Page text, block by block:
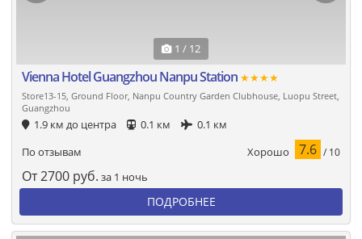
1 / 12
Vienna Hotel Guangzhou Nanpu Station ★★★★
Store13-15, Ground Floor, Nanpu Country Garden Clubhouse, Luopu Street,
Guangzhou
1.9 км до центра 0.1 км
0.1 км
По отзывам
Хорошо 7.6 / 10
От2700 руб. за 1 ночь
ПОДРОБНЕЕ